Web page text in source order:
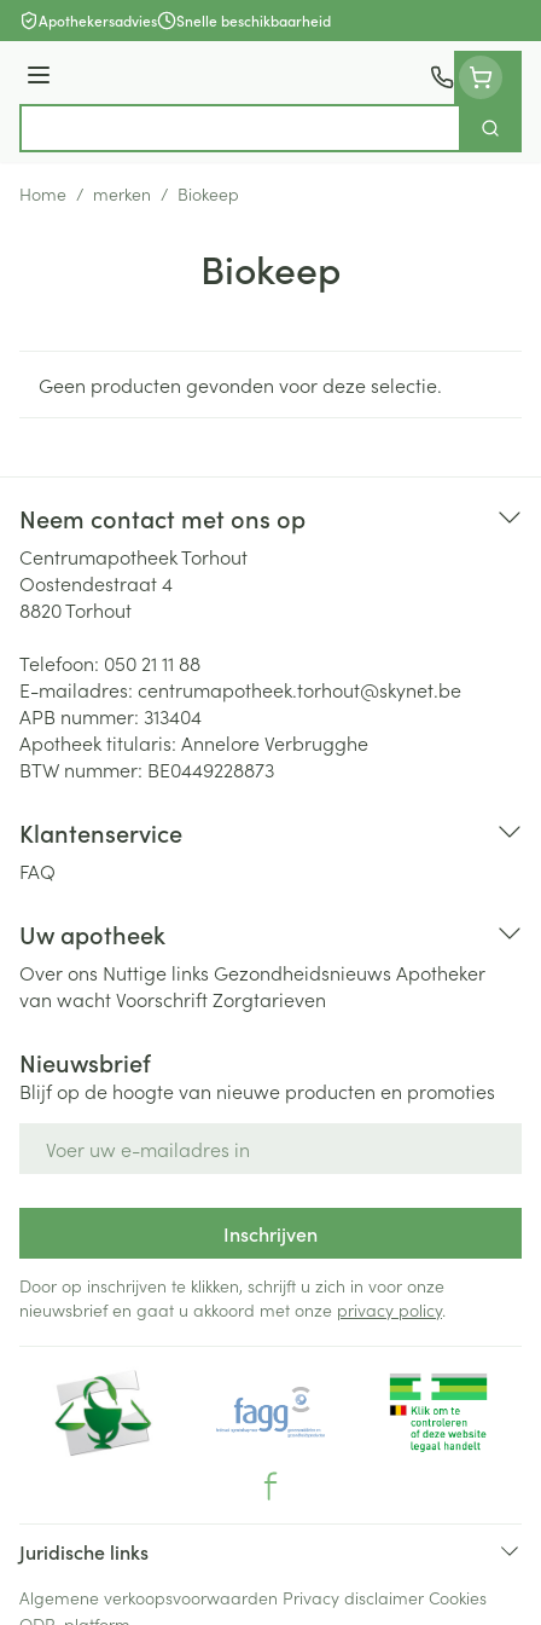
Ga naar de inhoud
Apothekersadvies Snelle beschikbaarheid
Menu
Zoek
Home / merken / Biokeep
Biokeep
Geen producten gevonden voor deze selectie.
Neem contact met ons op
Centrumapotheek Torhout
Oostendestraat 4
8820Torhout
Telefoon: 050 21 11 88
E-mailadres: centrumapotheek.torhout@skynet.be
APB nummer: 313404
Apotheek titularis: Annelore Verbrugghe
BTW nummer: BE0449228873
Klantenservice
FAQ
Uw apotheek
Over ons Nuttige links Gezondheidsnieuws Apotheker
van wachtVoorschriftZorgtarieven
Nieuwsbrief
Blijf op de hoogte van nieuwe producten en promoties
Inschrijven
Door op inschrijven te klikken, schrijft u zich in voor onze
nieuwsbrief en gaat u akkoord met onze privacy policy.
Juridische links
Algemene verkoopsvoorwaarden Privacy disclaimer Cookies